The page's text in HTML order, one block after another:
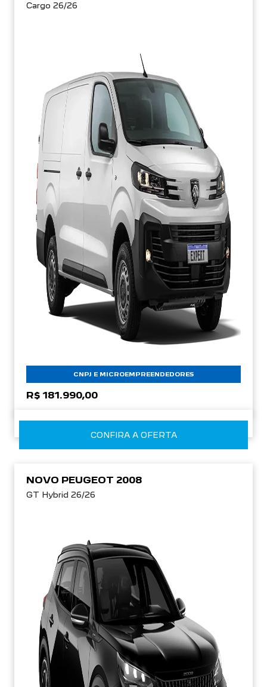
Cargo 26/26
CNPJ E MICROEMPREENDEDORES
R$ 181.990,00
CONFIRA A OFERTA
NOVO PEUGEOT 2008
GT Hybrid 26/26